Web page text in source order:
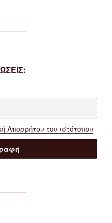
Απορρήτου του ιστότοπου